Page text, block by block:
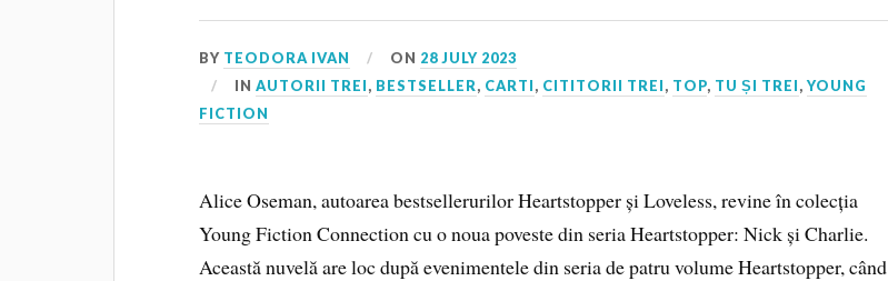
BY TEODORA IVAN ON 28 JULY 2023
INAUTORII TREI, BESTSELLER, CARTI, CITITORII TREI, TOP, TU ȘI TREI,YOUNG
FICTION
Alice Oseman, autoarea bestsellerurilor Heartstopper și Loveless, revine în colecția
Young Fiction Connection cu o noua poveste din seria Heartstopper: Nick și Charlie.
Această nuvelă are loc după evenimentele din seria de patru volume Heartstopper, când